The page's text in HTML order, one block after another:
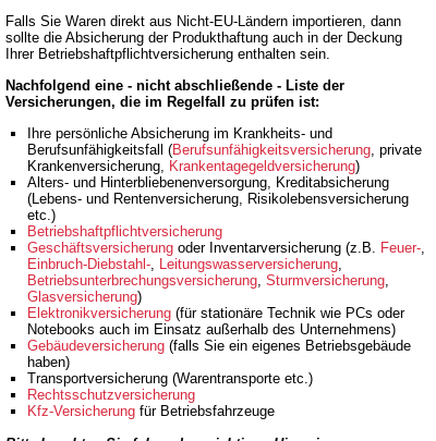
Falls Sie Waren direkt aus Nicht-EU-Ländern importieren, dann
sollte die Absicherung der Produkthaftung auch in der Deckung
Ihrer Betriebshaftpflichtversicherung enthalten sein.
Nachfolgend eine - nicht abschließende - Liste der
Versicherungen, die im Regelfall zu prüfen ist:
Ihre persönliche Absicherung im Krankheits- und
Berufsunfähigkeitsfall (Berufsunfähigkeitsversicherung, private
Krankenversicherung, Krankentagegeldversicherung)
Alters- und Hinterbliebenenversorgung, Kreditabsicherung
(Lebens- und Rentenversicherung, Risikolebensversicherung
etc.)
Betriebshaftpflichtversicherung
Geschäftsversicherung oder Inventarversicherung (z.B. Feuer-,
Einbruch-Diebstahl-, Leitungswasserversicherung,
Betriebsunterbrechungsversicherung, Sturmversicherung,
Glasversicherung)
Elektronikversicherung (für stationäre Technik wie PCs oder
Notebooks auch im Einsatz außerhalb des Unternehmens)
Gebäudeversicherung (falls Sie ein eigenes Betriebsgebäude
haben)
Transportversicherung (Warentransporte etc.)
Rechtsschutzversicherung
Kfz-Versicherung für Betriebsfahrzeuge